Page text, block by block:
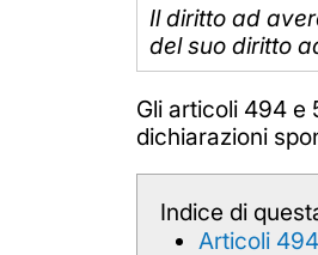
Il diritto ad
del suo diritto
Gli articoli 494 e
dichiarazioni
Indice di
Articoli